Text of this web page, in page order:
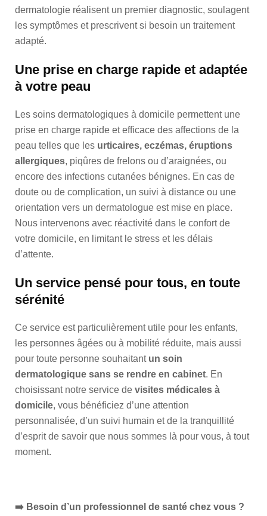
dermatologie réalisent un premier diagnostic, soulagent
les symptômes et prescrivent si besoin un traitement
adapté.
Une prise en charge rapide et adaptée
à votre peau
Les soins dermatologiques à domicile permettent une
prise en charge rapide et efficace des affections de la
peau telles que les urticaires, eczémas, éruptions
allergiques, piqûres de frelons ou d’araignées, ou
encore des infections cutanées bénignes. En cas de
doute ou de complication, un suivi à distance ou une
orientation vers un dermatologue est mise en place.
Nous intervenons avec réactivité dans le confort de
votre domicile, en limitant le stress et les délais
d’attente.
Un service pensé pour tous, en toute
sérénité
Ce service est particulièrement utile pour les enfants,
les personnes âgées ou à mobilité réduite, mais aussi
pour toute personne souhaitant un soin
dermatologique sans se rendre en cabinet. En
choisissant notre service de visites médicales à
domicile, vous bénéficiez d’une attention
personnalisée, d’un suivi humain et de la tranquillité
d’esprit de savoir que nous sommes là pour vous, à tout
moment.
➡️ Besoin d’un professionnel de santé chez vous ?